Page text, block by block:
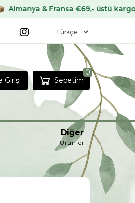
€69,- üstü kargo bedava
Girişi Sepetim
0
Diğer
Ürünler